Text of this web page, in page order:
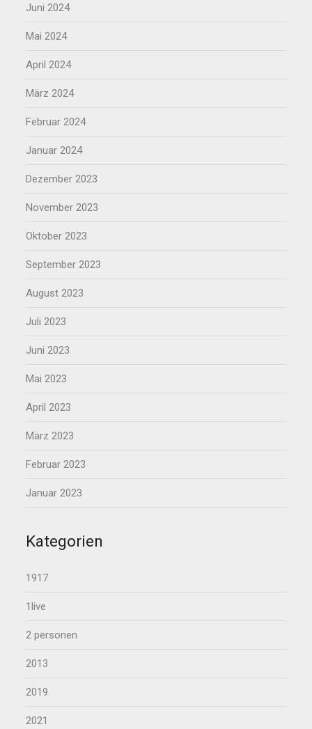
Juni 2024
Mai 2024
April 2024
März 2024
Februar 2024
Januar 2024
Dezember 2023
November 2023
Oktober 2023
September 2023
August 2023
Juli 2023
Juni 2023
Mai 2023
April 2023
März 2023
Februar 2023
Januar 2023
Kategorien
1917
1live
2 personen
2013
2019
2021